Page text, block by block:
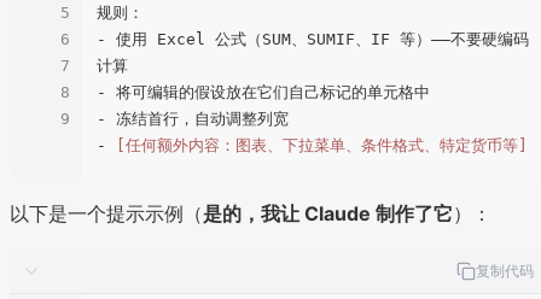
5
6
7
8
9
规则：
- 使用 Excel 公式（SUM、SUMIF、IF 等）——不要硬编码
计算
- 将可编辑的假设放在它们自己标记的单元格中
- 冻结首行，自动调整列宽
-
[任何额外内容：图表、下拉菜单、条件格式、特定货币等]
以下是一个提示示例（是的，我让 Claude 制作了它）：
复制代码